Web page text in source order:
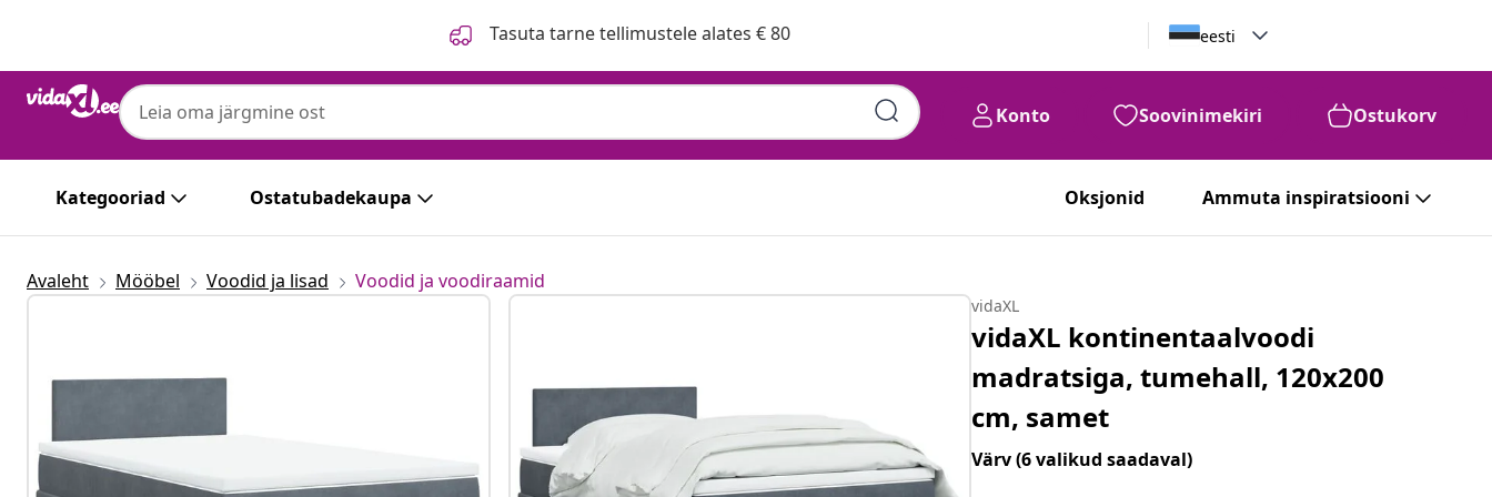
Tasuta tarne tellimustele alates € 80 eesti
Konto Soovinimekiri Ostukorv
Kategooriad Ostatubadekaupa Oksjonid Ammuta inspiratsiooni
Avaleht Mööbel Voodid ja lisad Voodid ja voodiraamid
vidaXL
vidaXL kontinentaalvoodi
madratsiga, tumehall, 120x200
cm, samet
Värv(6 valikud saadaval)